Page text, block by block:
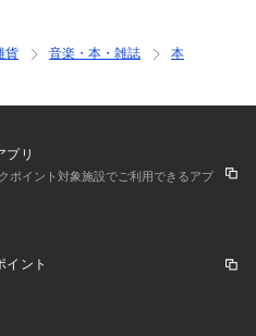
貨 音楽・本・雑誌
本
プリ
ポイント対象施設でご利用できるアプ
イント